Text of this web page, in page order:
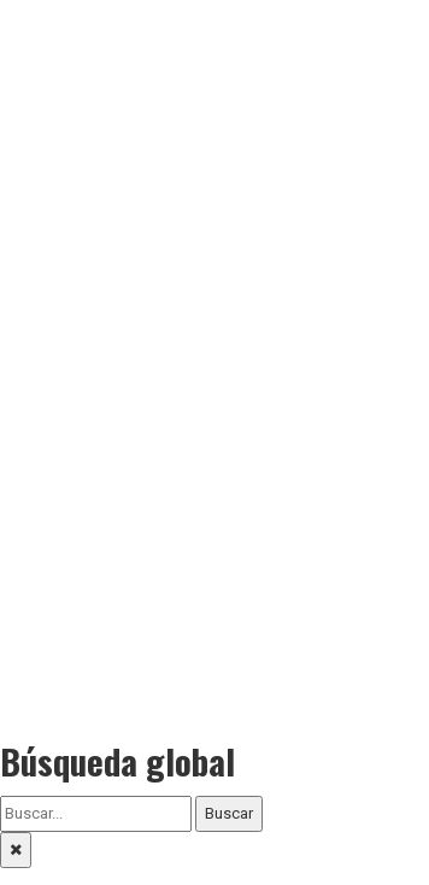
Búsqueda global
Buscar